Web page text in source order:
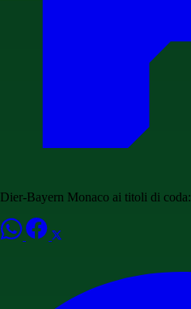
Dier-Bayern Monaco ai titoli di